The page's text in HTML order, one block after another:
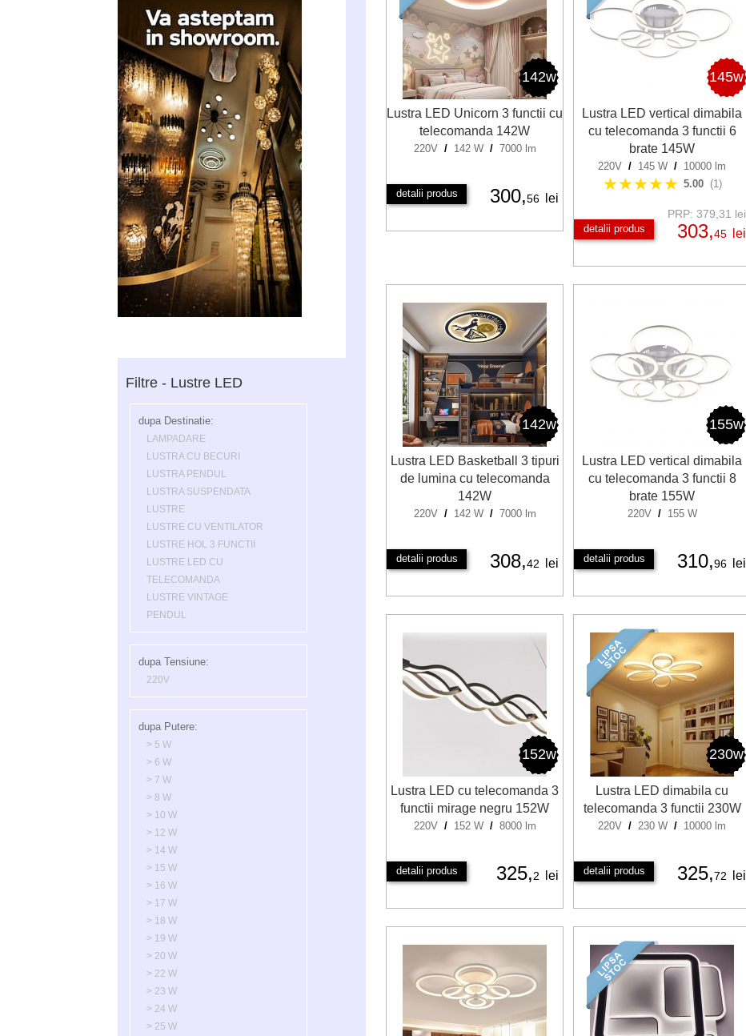
Filtre - Lustre LED
dupa Destinatie:
LAMPADARE
LUSTRA CU BECURI
LUSTRA PENDUL
LUSTRA SUSPENDATA
LUSTRE
LUSTRE CU VENTILATOR
LUSTRE HOL 3 FUNCTII
LUSTRE LED CU
TELECOMANDA
LUSTRE VINTAGE
PENDUL
dupa Tensiune:
220V
dupa Putere:
> 5 W
> 6 W
> 7 W
> 8 W
> 10 W
> 12 W
> 14 W
> 15 W
> 16 W
> 17 W
> 18 W
> 19 W
> 20 W
> 22 W
> 23 W
> 24 W
> 25 W
142w
Lustra LED Unicorn 3 functii cu
telecomanda 142W
220V / 142 W / 7000 lm
detalii produs 300,56 lei
145w
Lustra LED vertical dimabila
cu telecomanda 3 functii 6
brate 145W
220V / 145 W / 10000 lm
★★★★★ 5.00 (1)
detalii produs
PRP: 379,31 lei
303,45 lei
142w
Lustra LED Basketball 3 tipuri
de lumina cu telecomanda
142W
220V / 142 W / 7000 lm
detalii produs 308,42 lei
155w
Lustra LED vertical dimabila
cu telecomanda 3 functii 8
brate 155W
220V / 155 W
detalii produs 310,96 lei
152w
Lustra LED cu telecomanda 3
functii mirage negru 152W
220V / 152 W / 8000 lm
detalii produs 325,2 lei
230w
Lustra LED dimabila cu
telecomanda 3 functii 230W
220V / 230 W / 10000 lm
detalii produs 325,72 lei